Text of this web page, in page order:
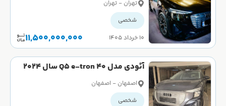
تهران - تهران
شخصی
۱۰ خرداد ۱۴۰۵
11,500,000,000
آئودی مدل Q5 e-tron 40 سال 2024
صفراصفهان - اصفهان
شخصی